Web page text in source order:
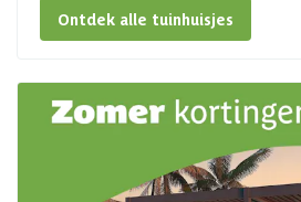
Ontdek alle tuinhuisjes